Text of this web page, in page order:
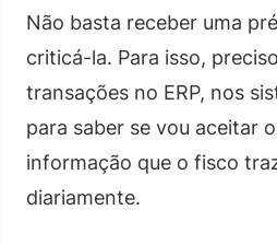
Não basta receber uma
criticá-la. Para isso,
transações no ERP, nos
para saber se vou aceitar
informação que o fisco
diariamente.